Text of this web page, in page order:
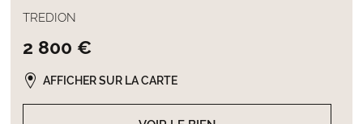
TREDION
2 800 €
AFFICHER SUR LA CARTE